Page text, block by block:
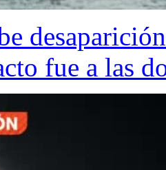
fue a las